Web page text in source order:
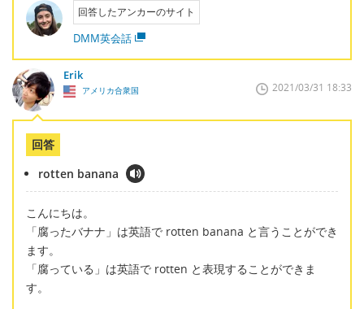
回答したアンカーのサイト
DMM英会話
Erik
アメリカ合衆国 2021/03/31 18:33
回答
rotten banana
こんにちは。
「腐ったバナナ」は英語で rotten banana と言うことができ
ます。
「腐っている」は英語で rotten と表現することができま
す。